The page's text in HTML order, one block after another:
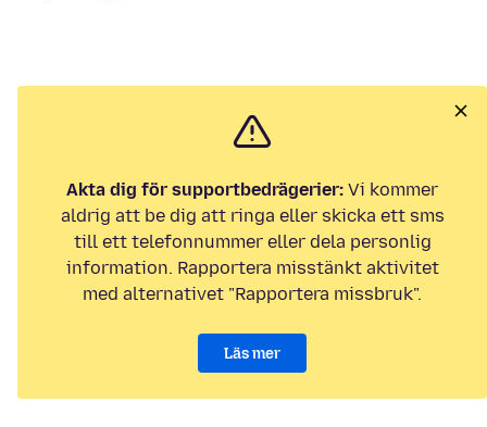
Akta dig för supportbedrägerier: Vi kommer
aldrig att be dig att ringa eller skicka ett sms
till ett telefonnummer eller dela personlig
information. Rapportera misstänkt aktivitet
med alternativet "Rapportera missbruk".
Läs mer